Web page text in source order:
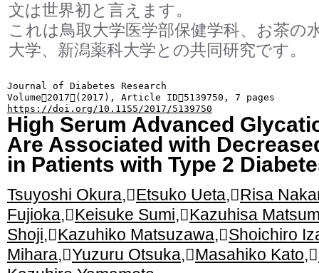
文は世界初と言えます。
これは鳥取大学医学部保健学科、お茶の
大学、新潟薬科大学との共同研究です。
Journal of Diabetes Research
Volume2017(2017), Article ID5139750, 7 pages
https://doi.org/10.1155/2017/5139750
High Serum Advanced
Are Associated with
in Patients with Type 2
Tsuyoshi Okura,Etsuko Ueta,Risa
Fujioka,Keisuke Sumi,Kazuhisa
Shoji,Kazuhiko Matsuzawa,Shoichiro
Mihara,Yuzuru Otsuka,Masahiko Kato,